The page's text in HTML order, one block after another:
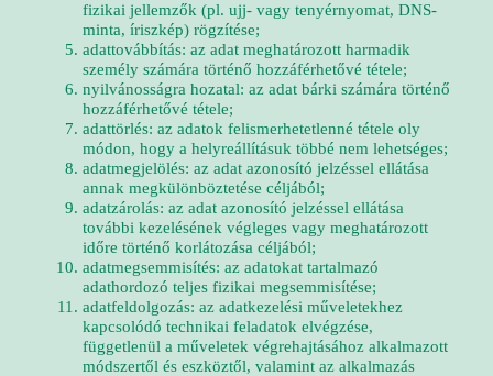
fizikai jellemzők (pl. ujj- vagy tenyérnyomat, DNS-
minta, íriszkép) rögzítése;
adattovábbítás: az adat meghatározott harmadik
személy számára történő hozzáférhetővé tétele;
nyilvánosságra hozatal: az adat bárki számára történő
hozzáférhetővé tétele;
adattörlés: az adatok felismerhetetlenné tétele oly
módon, hogy a helyreállításuk többé nem lehetséges;
adatmegjelölés: az adat azonosító jelzéssel ellátása
annak megkülönböztetése céljából;
adatzárolás: az adat azonosító jelzéssel ellátása
további kezelésének végleges vagy meghatározott
időre történő korlátozása céljából;
adatmegsemmisítés: az adatokat tartalmazó
adathordozó teljes fizikai megsemmisítése;
adatfeldolgozás: az adatkezelési műveletekhez
kapcsolódó technikai feladatok elvégzése,
függetlenül a műveletek végrehajtásához alkalmazott
módszertől és eszköztől, valamint az alkalmazás